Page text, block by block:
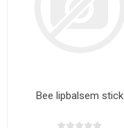
Bee lipbalsem stick